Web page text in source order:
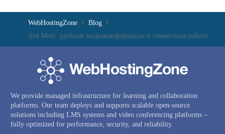
WebHostingZone
Blog
Jitsi Meet: удобные видеоконференции и совместная работа
We provide managed infrastructure for learning and collaboration
platforms. Our team deploys and supports scalable open-source
solutions including LMS systems and video conferencing platforms –
fully optimized for performance, security, and reliability.